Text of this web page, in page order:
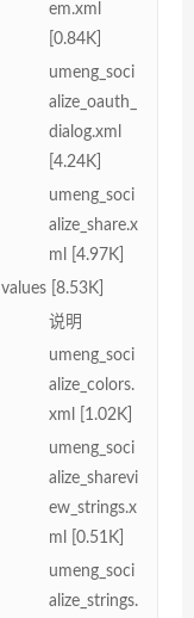
em.xml
[0.84K]
umeng_soci
alize_oauth_
dialog.xml
[4.24K]
umeng_soci
alize_share.x
ml [4.97K]
values [8.53K]
说明
umeng_soci
alize_colors.
xml [1.02K]
umeng_soci
alize_sharevi
ew_strings.x
ml [0.51K]
umeng_soci
alize_strings.